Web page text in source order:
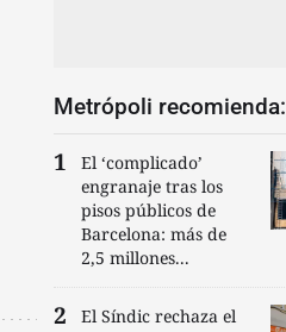
Metrópoli recomienda:
El ‘complicado’
engranaje tras los
pisos públicos de
Barcelona: más de
2,5 millones...
El Síndic rechaza el